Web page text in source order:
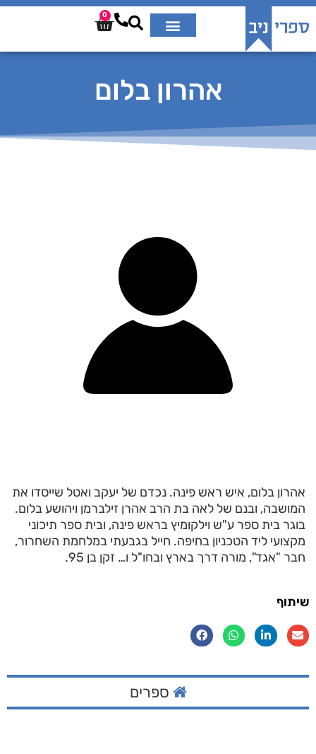
0
אהרון בלום
אהרון בלום, איש ראש פינה. נכדם של יעקב ואטל שייסדו את
המושבה, ובנם של לאה בת הרב אהרן זילברמן ויהושע בלום.
בוגר בית ספר ע"ש וילקומיץ בראש פינה, ובית ספר תיכוני
מקצועי ליד הטכניון בחיפה. חייל בגבעתי במלחמת השחרור,
חבר "אגד", מורה דרך בארץ ובחו"ל ו… זקן בן 95.
שיתוף
ספרים